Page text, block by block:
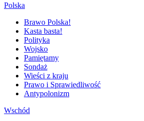
Polska
Brawo Polska!
Kasta basta!
Polityka
Wojsko
Pamiętamy
Sondaż
Wieści z kraju
Prawo i Sprawiedliwość
Antypolonizm
Wschód